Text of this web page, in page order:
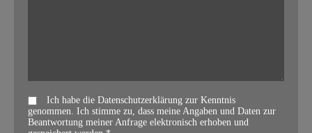
Ich habe die Datenschutzerklärung zur Kenntnis
genommen. Ich stimme zu, dass meine Angaben und Daten zur
Beantwortung meiner Anfrage elektronisch erhoben und